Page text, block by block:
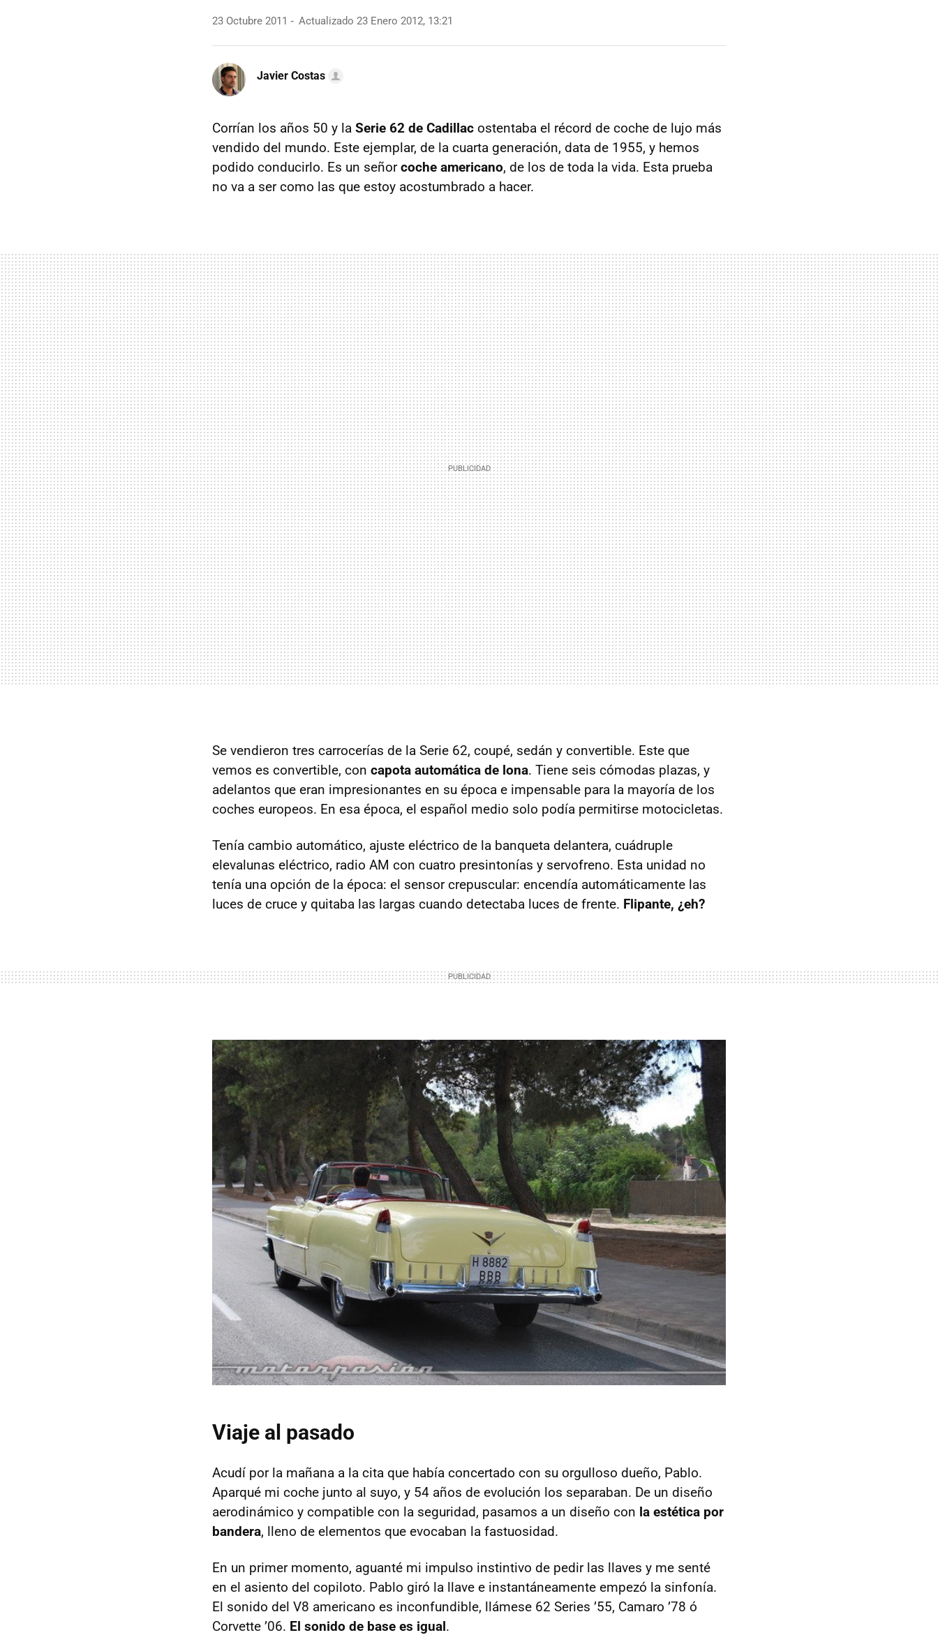
23 Octubre 2011 Actualizado 23 Enero 2012, 13:21
Javier Costas
Corrían los años 50 y la Serie 62 de Cadillac ostentaba el récord de coche de lujo más
vendido del mundo. Este ejemplar, de la cuarta generación, data de 1955, y hemos
podido conducirlo. Es un señorcoche americano, de los de toda la vida. Esta prueba
no va a ser como las que estoy acostumbrado a hacer.
Se vendieron tres carrocerías de la Serie 62, coupé, sedán y convertible. Este que
vemos es convertible, con capota automática de lona. Tiene seis cómodas plazas, y
adelantos que eran impresionantes en su época e impensable para la mayoría de los
coches europeos. En esa época, el español medio solo podía permitirse motocicletas.
Tenía cambio automático, ajuste eléctrico de la banqueta delantera, cuádruple
elevalunas eléctrico, radio AM con cuatro presintonías y servofreno. Esta unidad no
tenía una opción de la época: el sensor crepuscular: encendía automáticamente las
luces de cruce y quitaba las largas cuando detectaba luces de frente. Flipante, ¿eh?
Viaje al pasado
Acudí por la mañana a la cita que había concertado con su orgulloso dueño, Pablo.
Aparqué mi coche junto al suyo, y 54 años de evolución los separaban. De un diseño
aerodinámico y compatible con la seguridad, pasamos a un diseño con la estética por
bandera, lleno de elementos que evocaban la fastuosidad.
En un primer momento, aguanté mi impulso instintivo de pedir las llaves y me senté
en el asiento del copiloto. Pablo giró la llave e instantáneamente empezó la sinfonía.
El sonido del V8 americano es inconfundible, llámese 62 Series ’55, Camaro ’78 ó
Corvette ’06. El sonido de base es igual.